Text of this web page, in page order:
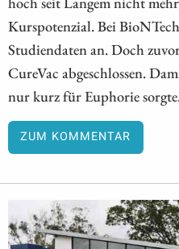
Kurspotenzial. Bei
Studiendaten an. Doch
CureVac abgeschlossen.
nur kurz für Euphorie
ZUM KOMMENTAR